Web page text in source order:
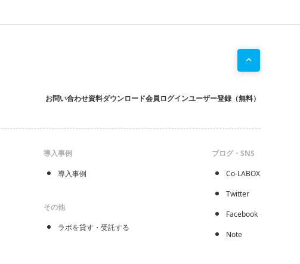
お問い合わせ資料ダウンロード会員ログインユーザー登録（無料）
導入事例
導入事例
その他
ラボを貸す・受託する
ブログ・SNS
Co-LABOX
Twitter
Facebook
Note